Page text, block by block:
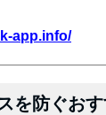
app.info/
を防ぐお